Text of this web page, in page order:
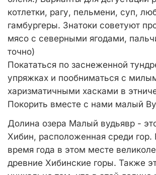
котлетки, рагу, пельмени, суп,
гамбургеры. Знатоки советуют
мясо с северными ягодами,
точно)
Покататься по заснеженной
упряжках и пообниматься с
харизматичными хасками в
Покорить вместе с нами малый
Долина озера Малый вудьявр -
Хибин, расположенная среди гор.
время года в этом месте
древние Хибинские горы. Также